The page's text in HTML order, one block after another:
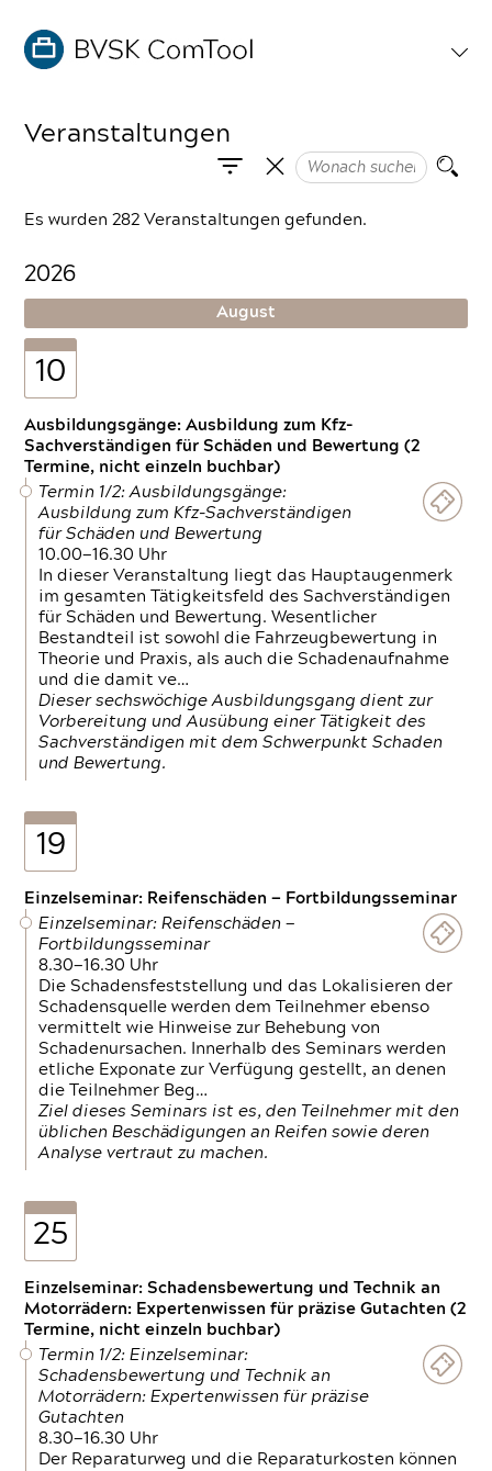
Veranstaltungen
Es wurden 282 Veranstaltungen gefunden.
2026
August
10
Ausbildungsgänge: Ausbildung zum Kfz-
Sachverständigen für Schäden und Bewertung (2
Termine, nicht einzeln buchbar)
Termin 1/2: Ausbildungsgänge:
Ausbildung zum Kfz-Sachverständigen
für Schäden und Bewertung
10.00—16.30 Uhr
In dieser Veranstaltung liegt das Hauptaugenmerk
im gesamten Tätigkeitsfeld des Sachverständigen
für Schäden und Bewertung. Wesentlicher
Bestandteil ist sowohl die Fahrzeugbewertung in
Theorie und Praxis, als auch die Schadenaufnahme
und die damit ve…
Dieser sechswöchige Ausbildungsgang dient zur
Vorbereitung und Ausübung einer Tätigkeit des
Sachverständigen mit dem Schwerpunkt Schaden
und Bewertung.
19
Einzelseminar: Reifenschäden — Fortbildungsseminar
Einzelseminar: Reifenschäden —
Fortbildungsseminar
8.30—16.30 Uhr
Die Schadensfeststellung und das Lokalisieren der
Schadensquelle werden dem Teilnehmer ebenso
vermittelt wie Hinweise zur Behebung von
Schadenursachen. Innerhalb des Seminars werden
etliche Exponate zur Verfügung gestellt, an denen
die Teilnehmer Beg…
Ziel dieses Seminars ist es, den Teilnehmer mit den
üblichen Beschädigungen an Reifen sowie deren
Analyse vertraut zu machen.
25
Einzelseminar: Schadensbewertung und Technik an
Motorrädern: Expertenwissen für präzise Gutachten (2
Termine, nicht einzeln buchbar)
Termin 1/2: Einzelseminar:
Schadensbewertung und Technik an
Motorrädern: Expertenwissen für präzise
Gutachten
8.30—16.30 Uhr
Der Reparaturweg und die Reparaturkosten können